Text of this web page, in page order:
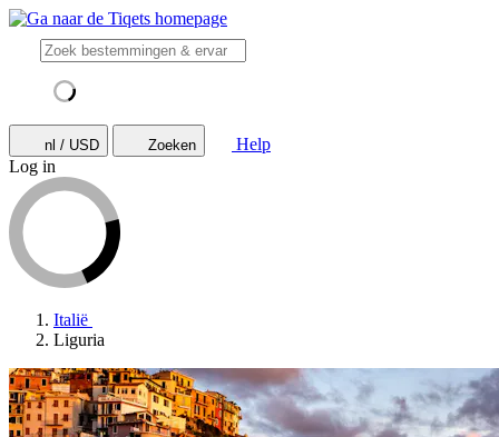
nl / USD Zoeken
Help
Log in
Italië
Liguria